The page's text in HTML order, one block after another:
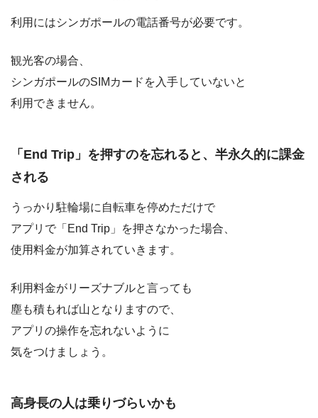
利用にはシンガポールの電話番号が必要です。
観光客の場合、
シンガポールのSIMカードを入手していないと
利用できません。
「End Trip」を押すのを忘れると、半永久的に課金
される
うっかり駐輪場に自転車を停めただけで
アプリで「End Trip」を押さなかった場合、
使用料金が加算されていきます。
利用料金がリーズナブルと言っても
塵も積もれば山となりますので、
アプリの操作を忘れないように
気をつけましょう。
高身長の人は乗りづらいかも